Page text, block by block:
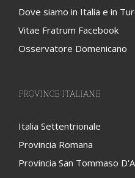
Dove siamo in Italia e in
Vitae Fratrum Facebook
Osservatore Domenicano
PROVINCE ITALIANE
Italia Settentrionale
Provincia Romana
Provincia San Tommaso